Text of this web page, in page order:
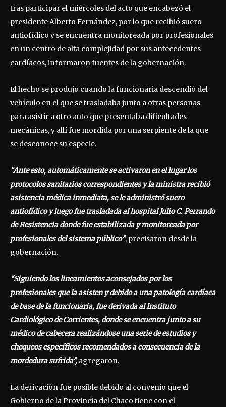
tras participar el miércoles del acto que encabezó el
presidente Alberto Fernández, por lo que recibió suero
antiofídico y se encuentra monitoreada por profesionales
en un centro de alta complejidad por sus antecedentes
cardíacos, informaron fuentes de la gobernación.
El hecho se produjo cuando la funcionaria descendió del
vehículo en el que se trasladaba junto a otras personas
para asistir a otro auto que presentaba dificultades
mecánicas, y allí fue mordida por una serpiente de la que
se desconoce su especie.
“Ante esto, automáticamente se activaron en el lugar los
protocolos sanitarios correspondientes y la ministra recibió
asistencia médica inmediata, se le administró suero
antiofídico y luego fue trasladada al hospital Julio C. Perrando
de Resistencia donde fue estabilizada y monitoreada por
profesionales del sistema público”, precisaron desde la
gobernación.
“Siguiendo los lineamientos aconsejados por los
profesionales que la asisten y debido a una patología cardíaca
de base de la funcionaria, fue derivada al Instituto
Cardiológico de Corrientes, donde se encuentra junto a su
médico de cabecera realizándose una serie de estudios y
chequeos específicos recomendados a consecuencia de la
mordedura sufrida”,agregaron.
La derivación fue posible debido al convenio que el
Gobierno de la Provincia del Chaco tiene con el